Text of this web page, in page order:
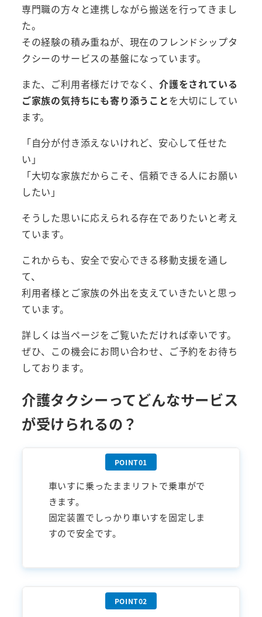
専門職の方々と連携しながら搬送を行ってきまし
た。
その経験の積み重ねが、現在のフレンドシップタ
クシーのサービスの基盤になっています。
また、ご利用者様だけでなく、 介護をされている
ご家族の気持ちにも寄り添うことを大切にしてい
ます。
「自分が付き添えないけれど、安心して任せた
い」
「大切な家族だからこそ、信頼できる人にお願い
したい」
そうした思いに応えられる存在でありたいと考え
ています。
これからも、安全で安心できる移動支援を通し
て、
利用者様とご家族の外出を支えていきたいと思っ
ています。
詳しくは当ページをご覧いただければ幸いです。
ぜひ、この機会にお問い合わせ、ご予約をお待ち
しております。
介護タクシーってどんなサービス
が受けられるの？
車いすに乗ったままリフトで乗車がで
きます。
固定装置でしっかり車いすを固定しま
すので安全です。